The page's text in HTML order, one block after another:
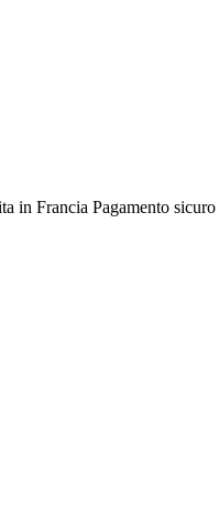
in Francia Pagamento sicuro